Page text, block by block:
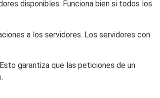
disponibles. Funciona bien si todos los
a los servidores. Los servidores con
garantiza que las peticiones de un